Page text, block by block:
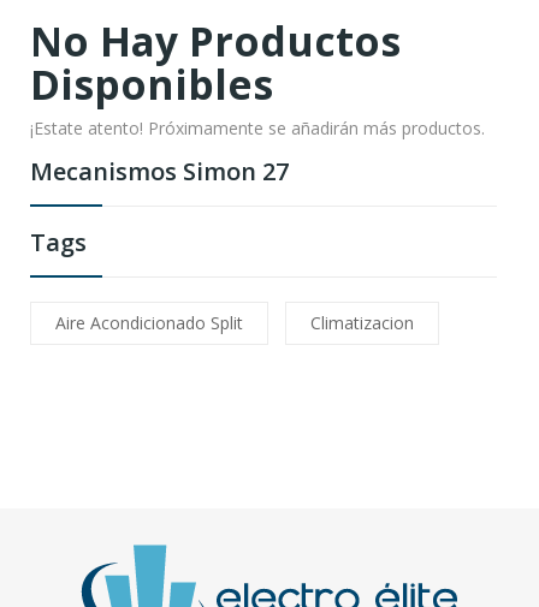
Mecanismos Simon 27
Tags
Aire Acondicionado Split Climatizacion
No Hay Productos
Disponibles
¡Estate atento! Próximamente se añadirán más productos.